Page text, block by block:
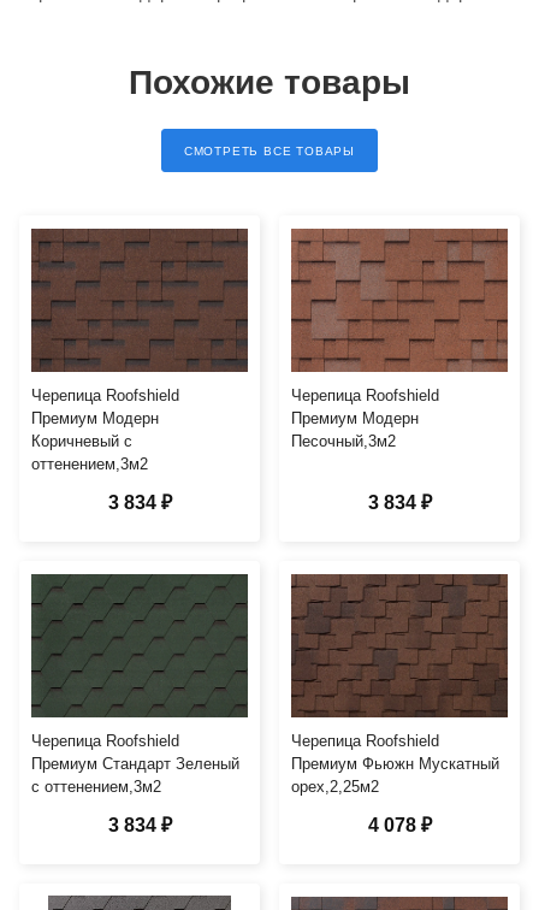
Похожие товары
СМОТРЕТЬ ВСЕ ТОВАРЫ
Черепица Roofshield
Премиум Модерн
Коричневый с
оттенением,3м2
3 834 ₽
Черепица Roofshield
Премиум Модерн
Песочный,3м2
3 834 ₽
Черепица Roofshield
Премиум Стандарт Зеленый
с оттенением,3м2
3 834 ₽
Черепица Roofshield
Премиум Фьюжн Мускатный
орех,2,25м2
4 078 ₽